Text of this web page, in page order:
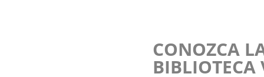
CONOZCA
BIBLIOTECA